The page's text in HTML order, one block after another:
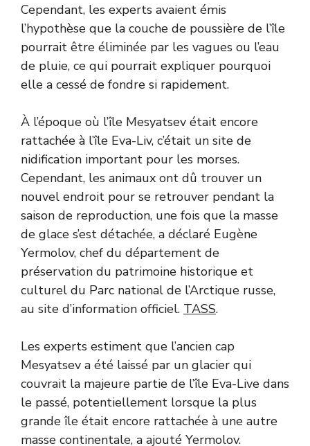
Cependant, les experts avaient émis
l’hypothèse que la couche de poussière de l’île
pourrait être éliminée par les vagues ou l’eau
de pluie, ce qui pourrait expliquer pourquoi
elle a cessé de fondre si rapidement.
À l’époque où l’île Mesyatsev était encore
rattachée à l’île Eva-Liv, c’était un site de
nidification important pour les morses.
Cependant, les animaux ont dû trouver un
nouvel endroit pour se retrouver pendant la
saison de reproduction, une fois que la masse
de glace s’est détachée, a déclaré Eugène
Yermolov, chef du département de
préservation du patrimoine historique et
culturel du Parc national de l’Arctique russe,
au site d’information officiel. TASS.
Les experts estiment que l’ancien cap
Mesyatsev a été laissé par un glacier qui
couvrait la majeure partie de l’île Eva-Live dans
le passé, potentiellement lorsque la plus
grande île était encore rattachée à une autre
masse continentale, a ajouté Yermolov.